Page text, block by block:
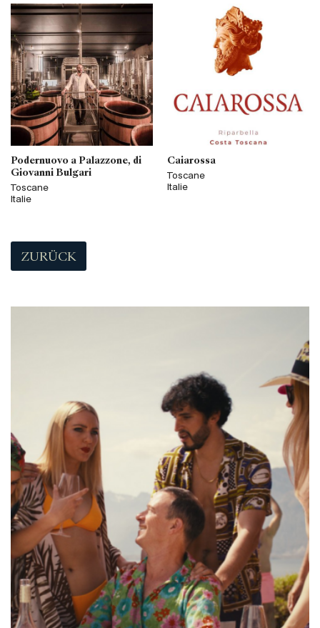
Podernuovo a Palazzone, di
Giovanni Bulgari
Toscane
Italie
Caiarossa
Toscane
Italie
ZURÜCK